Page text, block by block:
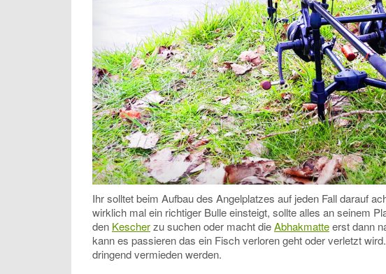
Ihr solltet beim Aufbau des Angelplatzes auf jeden Fall darauf
wirklich mal ein richtiger Bulle einsteigt, sollte alles an seinem
den Kescherzu suchen oder macht dieAbhakmatteerst dann
kann es passieren das ein Fisch verloren geht oder verletzt
dringend vermieden werden.